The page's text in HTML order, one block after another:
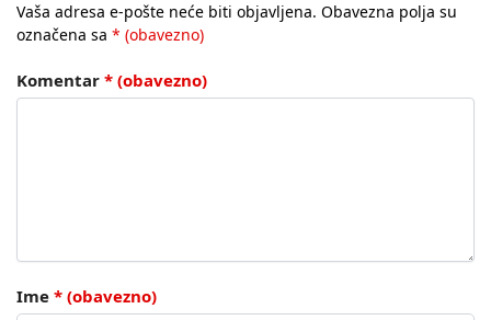
Vaša adresa e-pošte neće biti objavljena. Obavezna polja su
označena sa * (obavezno)
Komentar * (obavezno)
Ime * (obavezno)